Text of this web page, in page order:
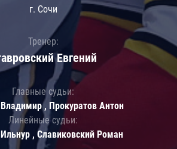
г. Сочи
Тренер:
Евгений
Главные судьи:
, Прокуратов Антон
Линейные судьи:
, Славиковский Роман